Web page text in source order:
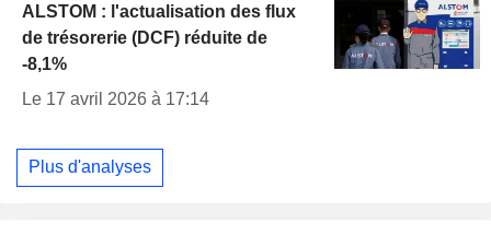
ALSTOM : l'actualisation des flux
de trésorerie (DCF) réduite de
-8,1%
Le 17 avril 2026 à 17:14
Plus d'analyses